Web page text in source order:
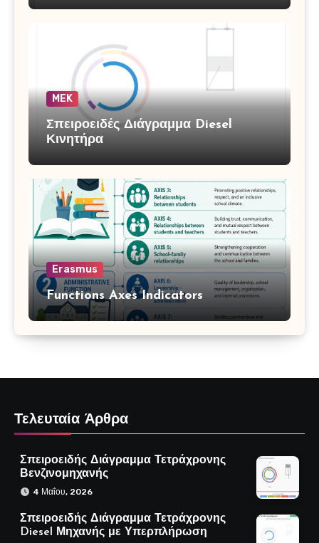
MEK
Σπειροειδές Διάγραμμα Diesel
Κινητήρα
Erasmus
Functions Axes Indicators
Τελευταία Άρθρα
Σπειροειδής Διάγραμμα Τετράχρονης
Βενζινομηχανής
4 Μαΐου, 2026
Σπειροειδής Διάγραμμα Τετράχρονης
Diesel Μηχανής με Υπερπλήρωση